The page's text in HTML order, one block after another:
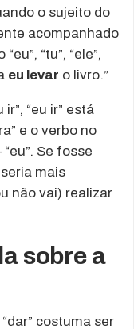
o sujeito do
acompanhado
“tu”, “ele”,
eu levar o livro.”
“eu ir” está
e o verbo no
Se fosse
mais
não vai) realizar
sobre a
costuma ser